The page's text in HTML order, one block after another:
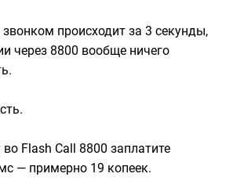
происходит за 3 секунды,
через 8800 вообще ничего
Flash Call 8800 заплатите
— примерно 19 копеек.